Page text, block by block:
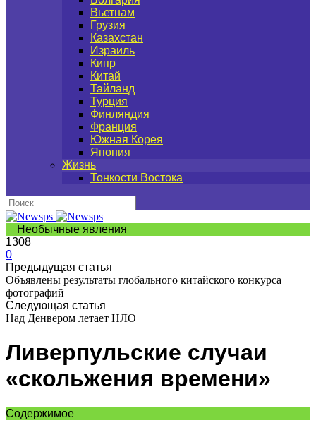
Вьетнам
Грузия
Казахстан
Израиль
Кипр
Китай
Тайланд
Турция
Финляндия
Франция
Южная Корея
Япония
Жизнь
Тонкости Востока
Необычные явления
1308
0
Предыдущая статья
Объявлены результаты глобального китайского конкурса
фотографий
Следующая статья
Над Денвером летает НЛО
Ливерпульские случаи
«скольжения времени»
Содержимое